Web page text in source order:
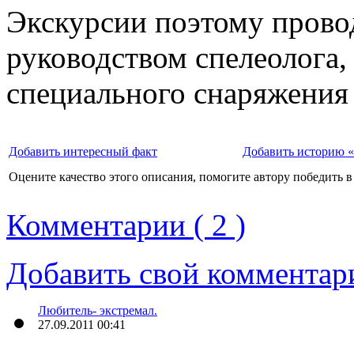
Экскурсии поэтому
руководством
специального
Добавить интересный факт
Добавить историю
Оцените качество этого описания, помогите автору победить
Комментарии ( 2 )
Добавить свой
Любитель- экстремал.
27.09.2011 00:41